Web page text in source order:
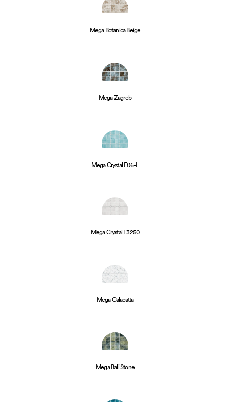
Mega Botanica Beige
Mega Zagreb
Mega Crystal F06-L
Mega Crystal F3250
Mega Calacatta
Mega Bali Stone